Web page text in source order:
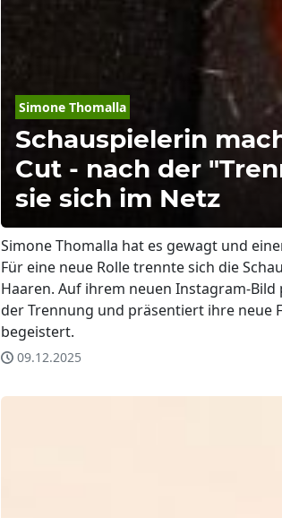
Simone Thomalla
Schauspielerin
Cut - nach der
sie sich im Netz
Simone Thomalla hat es gewagt und
Für eine neue Rolle trennte sich die
Haaren. Auf ihrem neuen Instagram-
der Trennung und präsentiert ihre neue
begeistert.
09.12.2025